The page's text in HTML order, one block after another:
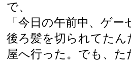
で、
「今日の午前中、ゲ
後ろ髪を切られてた
屋へ行った。でも、